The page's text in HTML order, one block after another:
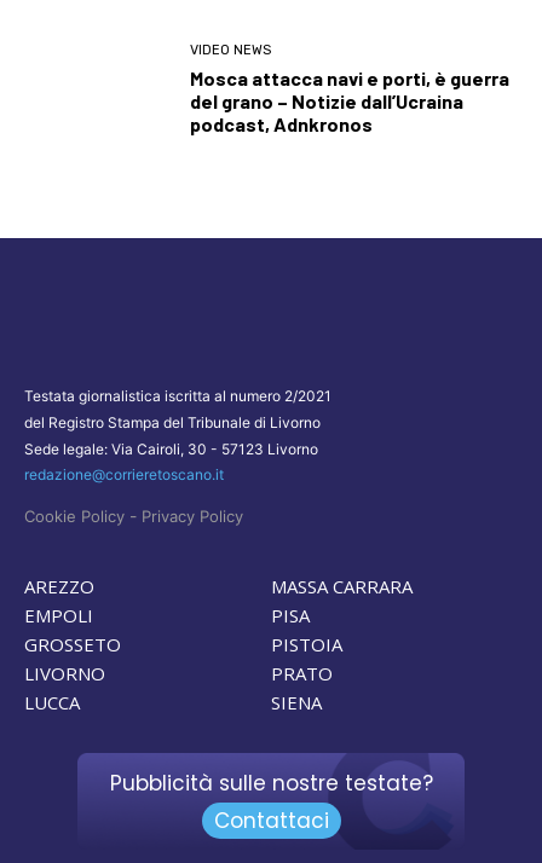
VIDEO NEWS
Mosca attacca navi e porti, è guerra
del grano – Notizie dall’Ucraina
podcast, Adnkronos
Testata giornalistica iscritta al numero 2/2021
del Registro Stampa del Tribunale di Livorno
Sede legale: Via Cairoli, 30 - 57123 Livorno
redazione@corrieretoscano.it
Cookie Policy - Privacy Policy
AREZZO
EMPOLI
GROSSETO
LIVORNO
LUCCA
MASSA CARRARA
PISA
PISTOIA
PRATO
SIENA
Pubblicità sulle nostre testate?
Contattaci